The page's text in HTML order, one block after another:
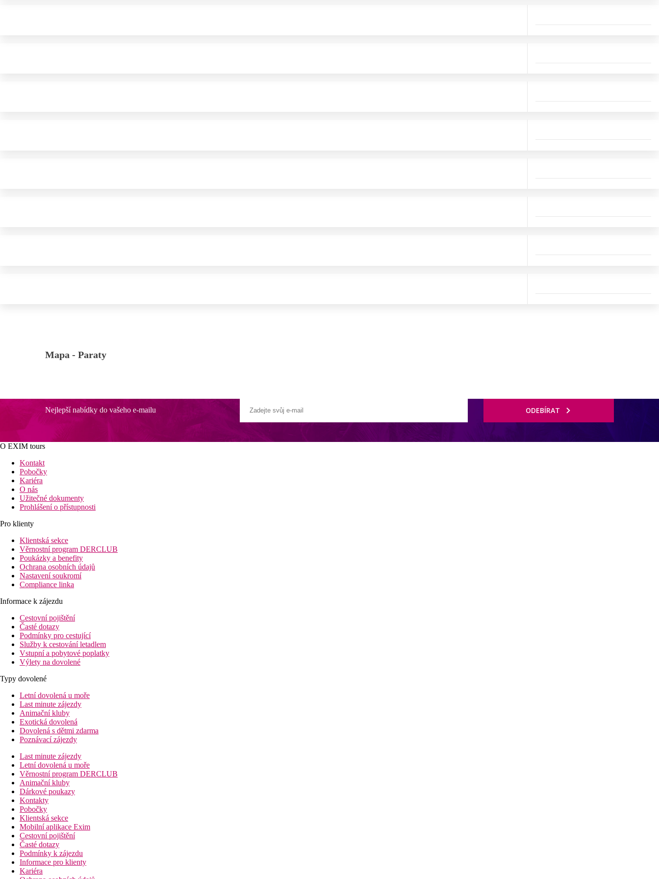
Mapa - Paraty
Nejlepší nabídky do vašeho e-mailu ODEBÍRAT
O EXIM tours
Kontakt
Pobočky
Kariéra
O nás
Užitečné dokumenty
Prohlášení o přístupnosti
Pro klienty
Klientská sekce
Věrnostní program DERCLUB
Poukázky a benefity
Ochrana osobních údajů
Nastavení soukromí
Compliance linka
Informace k zájezdu
Cestovní pojištění
Časté dotazy
Podmínky pro cestující
Služby k cestování letadlem
Vstupní a pobytové poplatky
Výlety na dovolené
Typy dovolené
Letní dovolená u moře
Last minute zájezdy
Animační kluby
Exotická dovolená
Dovolená s dětmi zdarma
Poznávací zájezdy
Last minute zájezdy
Letní dovolená u moře
Věrnostní program DERCLUB
Animační kluby
Dárkové poukazy
Kontakty
Pobočky
Klientská sekce
Mobilní aplikace Exim
Cestovní pojištění
Časté dotazy
Podmínky k zájezdu
Informace pro klienty
Kariéra